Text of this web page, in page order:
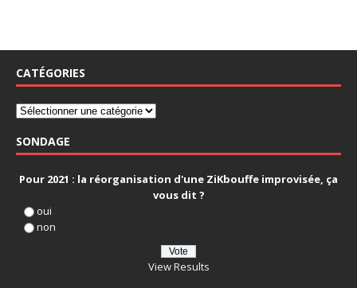
CATÉGORIES
SONDAGE
Pour 2021 : la réorganisation d'une ZiKbouffe improvisée, ça
vous dit ?
oui
non
View Results